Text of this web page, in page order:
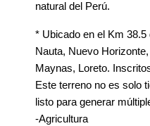
natural del Perú.
* Ubicado en el Km
Nauta, Nuevo
Maynas, Loreto.
Este terreno no es solo
listo para generar
-Agricultura